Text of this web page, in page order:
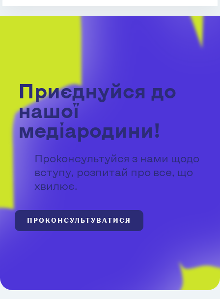
Приєднуйся до
нашої
медіародини!
Проконсультуйся з нами щодо
вступу, розпитай про все, що
хвилює.
ПРОКОНСУЛЬТУВАТИСЯ